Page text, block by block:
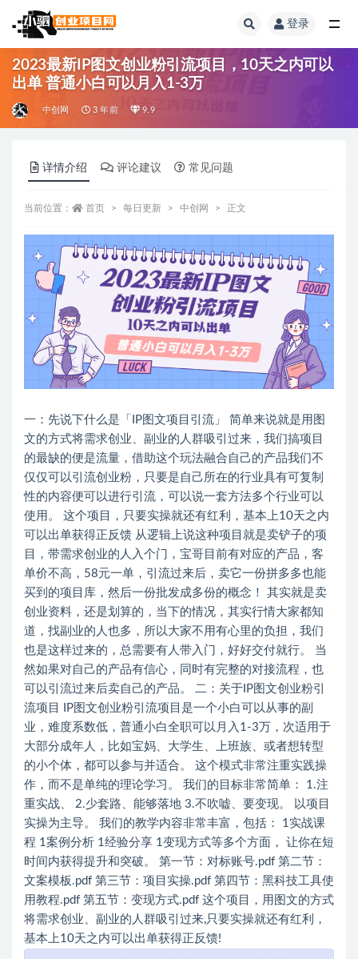
登录
2023最新IP图文创业粉引流项目，10天之内可以
出单 普通小白可以月入1-3万
中创网 3 年前 9.9
详情介绍 评论建议 常见问题
当前位置： 首页 每日更新 中创网 正文
一：先说下什么是「IP图文项目引流」 简单来说就是用图
文的方式将需求创业、副业的人群吸引过来，我们搞项目
的最缺的便是流量，借助这个玩法融合自己的产品我们不
仅仅可以引流创业粉，只要是自己所在的行业具有可复制
性的内容便可以进行引流，可以说一套方法多个行业可以
使用。 这个项目，只要实操就还有红利，基本上10天之内
可以出单获得正反馈 从逻辑上说这种项目就是卖铲子的项
目，带需求创业的人入个门，宝哥目前有对应的产品，客
单价不高，58元一单，引流过来后，卖它一份拼多多也能
买到的项目库，然后一份批发成多份的概念！ 其实就是卖
创业资料，还是划算的，当下的情况，其实行情大家都知
道，找副业的人也多，所以大家不用有心里的负担，我们
也是这样过来的，总需要有人带入门，好好交付就行。 当
然如果对自己的产品有信心，同时有完整的对接流程，也
可以引流过来后卖自己的产品。 二：关于IP图文创业粉引
流项目 IP图文创业粉引流项目是一个小白可以从事的副
业，难度系数低，普通小白全职可以月入1-3万，次适用于
大部分成年人，比如宝妈、大学生、上班族、或者想转型
的小个体，都可以参与并适合。 这个模式非常注重实践操
作，而不是单纯的理论学习。 我们的目标非常简单： 1.注
重实战、 2.少套路、能够落地 3.不吹嘘、要变现。 以项目
实操为主导。 我们的教学内容非常丰富，包括： 1实战课
程 1案例分析 1经验分享 1变现方式等多个方面， 让你在短
时间内获得提升和突破。 第一节：对标账号.pdf 第二节：
文案模板.pdf 第三节：项目实操.pdf 第四节：黑科技工具使
用教程.pdf 第五节：变现方式.pdf 这个项目，用图文的方式
将需求创业、副业的人群吸引过来,只要实操就还有红利，
基本上10天之内可以出单获得正反馈!